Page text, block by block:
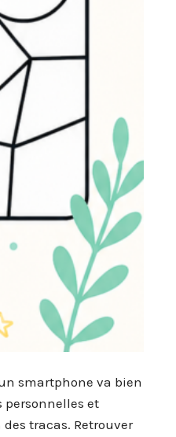
smartphone va bien
personnelles et
tracas. Retrouver